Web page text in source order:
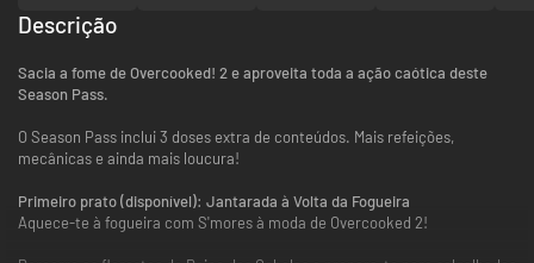
Descrição
Sacia a fome de Overcooked! 2 e aproveita toda a ação caótica deste
Season Pass.
O Season Pass inclui 3 doses extra de conteúdos. Mais refeições,
mecânicas e ainda mais loucura!
Primeiro prato (disponível): Jantarada à Volta da Fogueira
Aquece-te à fogueira com S'mores à moda de Overcooked 2!